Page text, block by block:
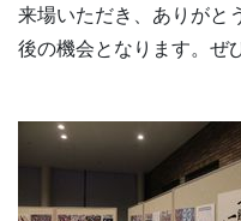
来場いただき、ありがと
後の機会となります。ぜ